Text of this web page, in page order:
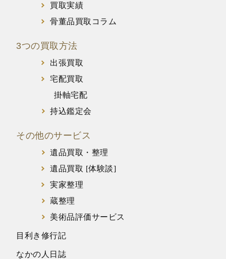
買取実績
骨董品買取コラム
3つの買取方法
出張買取
宅配買取
掛軸宅配
持込鑑定会
その他のサービス
遺品買取・整理
遺品買取 [体験談]
実家整理
蔵整理
美術品評価サービス
目利き修行記
なかの人日誌